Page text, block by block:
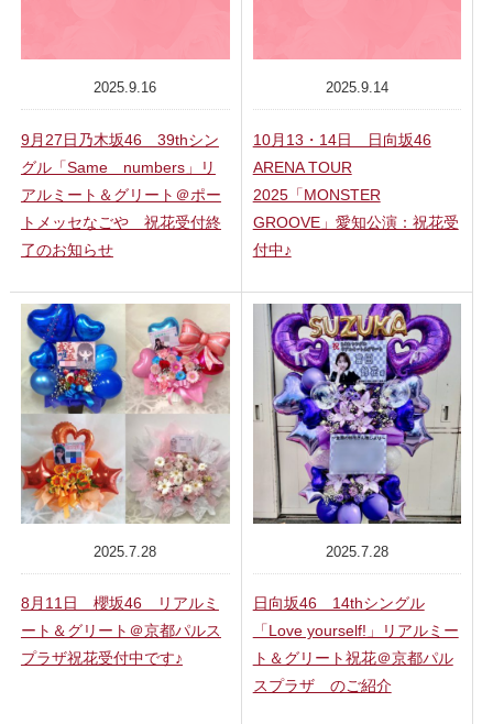
2025.9.16
9月27日乃木坂46 39thシン
グル「Same numbers」リ
アルミート＆グリート＠ポー
トメッセなごや 祝花受付終
了のお知らせ
2025.9.14
10月13・14日 日向坂46
ARENA TOUR
2025「MONSTER
GROOVE」愛知公演：祝花受
付中♪
2025.7.28
8月11日 櫻坂46 リアルミ
ート＆グリート＠京都パルス
プラザ祝花受付中です♪
2025.7.28
日向坂46 14thシングル
「Love yourself!」リアルミー
ト＆グリート祝花＠京都パル
スプラザ のご紹介